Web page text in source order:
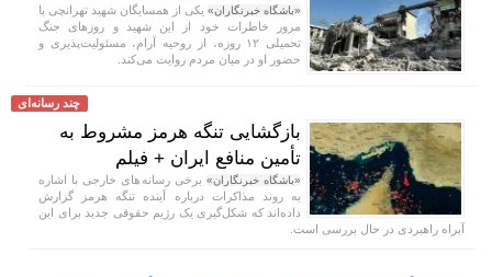
«باشگاه خبرنگاران» یکی از همسایگان شهید تهرانچی با
مرور خاطرات خود از این شهید و روز‌های جنگ
تحمیلی ۱۲ روزه، از روحیه آرام، مسئولیت‌پذیری و
حضور او در میان مردم روایت می‌کند.
چند رسانه‌ای
بازگشایی تنگه هرمز مشروط به
تأمین منافع ایران + فیلم
«باشگاه خبرنگاران» برخی رسانه‌های خارجی با اشاره
به روند مذاکرات درباره آینده تنگه هرمز گزارش
داده‌اند که شکل‌گیری یک رژیم حقوقی جدید برای این
آبراه راهبردی در حال بررسی است.